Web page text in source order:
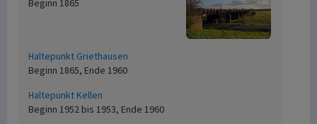
Beginn 1865
Haltepunkt Griethausen
Beginn 1865, Ende 1960
Haltepunkt Kellen
Beginn 1952 bis 1953, Ende 1960